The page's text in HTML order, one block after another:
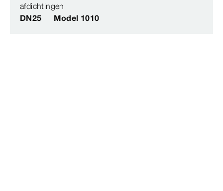
afdichtingen
DN25
Model 1010